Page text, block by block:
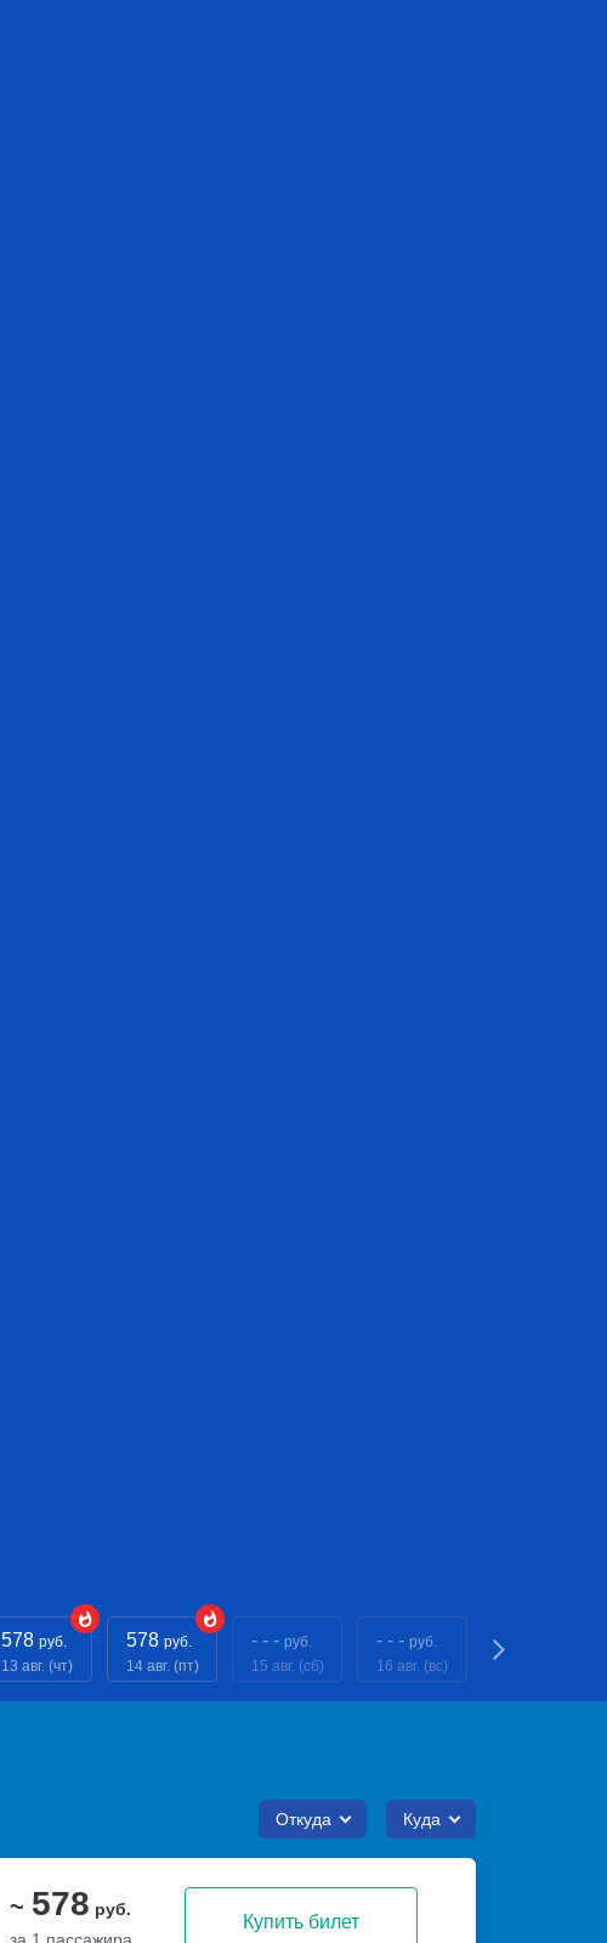
578 руб.
13 авг. (чт)
578 руб.
14 авг. (пт)
- - - руб.
15 авг. (сб)
- - - руб.
16 авг. (вс)
Откуда Куда
~ 578 руб.
Купить билет